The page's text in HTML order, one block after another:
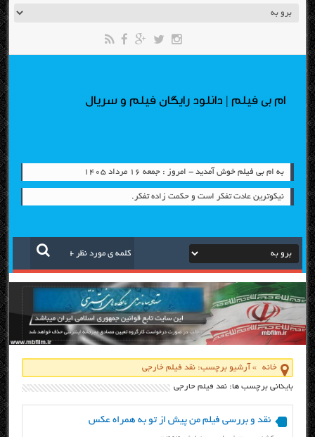
ام بی فیلم | دانلود رایگان فیلم و سریال
به ام بی فیلم خوش آمدید - امروز : جمعه ۱۶ مرداد ۱۴۰۵
نیکوترین عادت تفکر است و حکمت زاده تفکر.
خانه » آرشیو برچسب: نقد فیلم خارجی
بایگانی برچسب ها: نقد فیلم خارجی
نقد و بررسی فیلم من پیش از تو به همراه عکس